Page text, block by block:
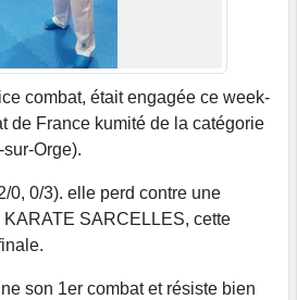
combat, était engagée ce week-
de France kumité de la catégorie
Orge).
0, 0/3). elle perd contre une
SARCELLES, cette
son 1er combat et résiste bien